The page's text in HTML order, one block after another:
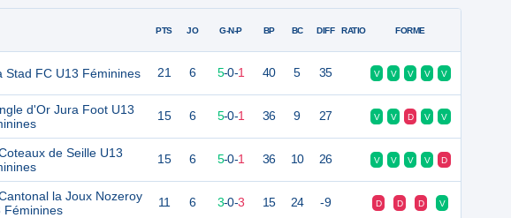
Stad FC U13 Féminines
d'Or Jura Foot U13
de Seille U13
la Joux Nozeroy
Féminines
PTS JO G-N-P BP BC DIFF RATIO FORME
21 6 5-0-1 40 5 35 V V V V V
15 6 5-0-1 36 9 27 V V D V V
15 6 5-0-1 36 10 26 V V V V D
11 6 3-0-3 15 24 -9 D D D V